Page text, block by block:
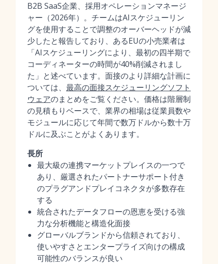
B2B SaaS企業、採用オペレーションマネージ
ャー（2026年）。チームはAIスケジューリン
グを使用することで調整のオーバーヘッドが減
少したと報告しており、あるEUの小売業者は
「AIスケジューリングにより、最初の四半期で
コーディネーターの時間が40%削減されまし
た」と述べています。面接のより詳細な計画に
ついては、 最高の面接スケジューリングソフト
ウェアのまとめをご覧ください。価格は階層制
の見積もりベースで、業界の相場は従業員数や
モジュールに応じて年間で数万ドルから数十万
ドルに及ぶことがよくあります。
長所
最大級の連携マーケットプレイスの一つで
あり、厳選されたパートナーサポート付き
のプラグアンドプレイコネクタが多数存在
する
統合されたデータフローの恩恵を受ける強
力な分析機能と構造化面接
グローバルブランドから信頼されており、
使いやすさとエンタープライズ向けの構成
可能性のバランスが良い